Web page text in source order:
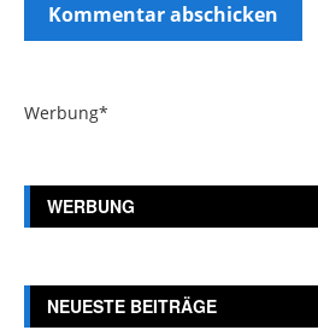
Werbung*
WERBUNG
NEUESTE BEITRÄGE